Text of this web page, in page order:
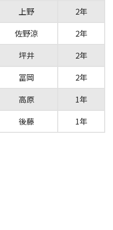
上野
2年
佐野涼
2年
坪井
2年
冨岡
2年
高原
1年
後藤 1年